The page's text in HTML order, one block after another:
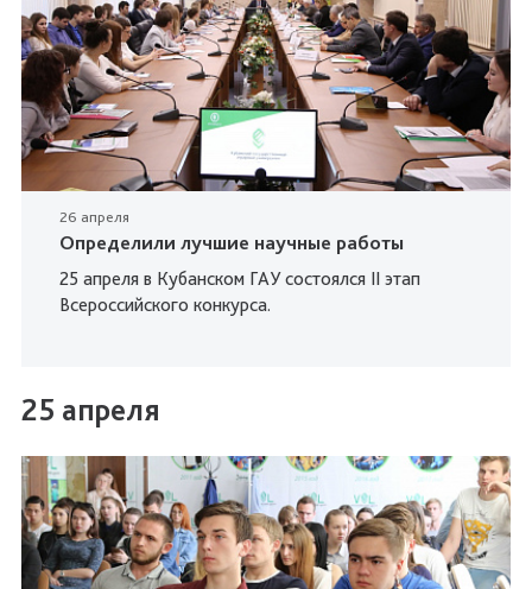
26 апреля
Определили лучшие научные работы
25 апреля в Кубанском ГАУ состоялся II этап
Всероссийского конкурса.
25 апреля